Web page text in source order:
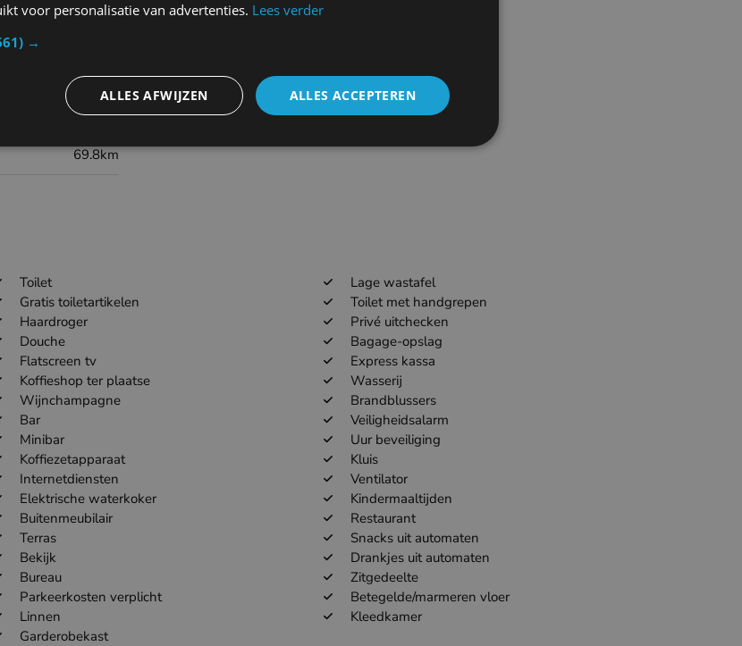
93.7km
29.5km
69.8km
Toilet
Gratis toiletartikelen
Haardroger
Douche
Flatscreen tv
Koffieshop ter plaatse
Wijnchampagne
Bar
Minibar
Koffiezetapparaat
Internetdiensten
Elektrische waterkoker
Buitenmeubilair
Terras
Bekijk
Bureau
Parkeerkosten verplicht
Linnen
Garderobekast
Lage wastafel
Toilet met handgrepen
Privé uitchecken
Bagage-opslag
Express kassa
Wasserij
Brandblussers
Veiligheidsalarm
Uur beveiliging
Kluis
Ventilator
Kindermaaltijden
Restaurant
Snacks uit automaten
Drankjes uit automaten
Zitgedeelte
Betegelde/marmeren vloer
Kleedkamer
voor personalisatie van advertenties. Lees verder
→
ALLES ACCEPTEREN
ALLES AFWIJZEN